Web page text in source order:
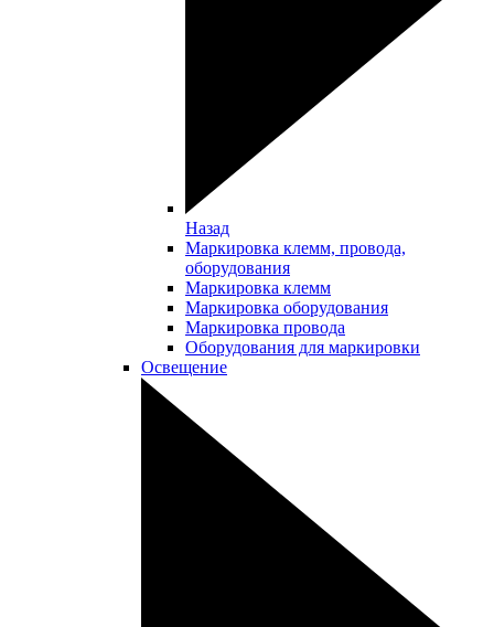
Назад
Маркировка клемм, провода,
оборудования
Маркировка клемм
Маркировка оборудования
Маркировка провода
Оборудования для маркировки
Освещение